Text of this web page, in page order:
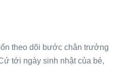
theo dõi bước chân trưởng
tới ngày sinh nhật của bé,